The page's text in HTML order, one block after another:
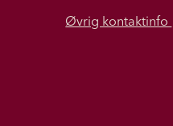
Øvrig kontaktinfo